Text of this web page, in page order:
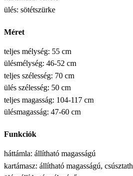
ülés: sötétszürke
Méret
teljes mélység: 55 cm
ülésmélység: 46-52 cm
teljes szélesség: 70 cm
ülés szélesség: 50 cm
teljes magasság: 104-117 cm
ülésmagasság: 47-60 cm
Funkciók
háttámla: állítható magasságú
kartámasz: állítható magasságú,